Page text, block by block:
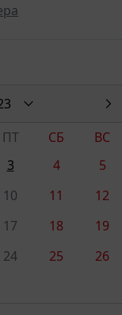
ПТ СБ
ВС
3 4
5
10 11
12
17 18
19
24 25
26